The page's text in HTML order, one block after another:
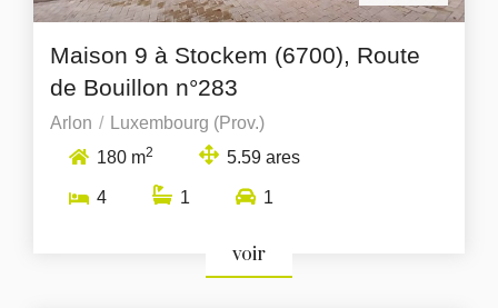
Maison 9 à Stockem (6700), Route
de Bouillon n°283
Arlon
Luxembourg (Prov.)
180 m2 5.59 ares
4 1 1
voir